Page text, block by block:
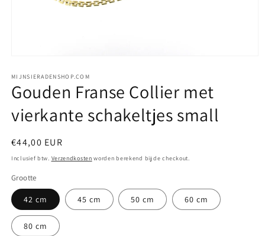
openen
in
modaal
MIJNSIERADENSHOP.COM
Gouden Franse Collier met
vierkante schakeltjes small
Normale
prijs
€44,00 EUR
Inclusief btw. Verzendkosten worden berekend bij de checkout.
Grootte
42 cm 45 cm 50 cm 60 cm
80 cm